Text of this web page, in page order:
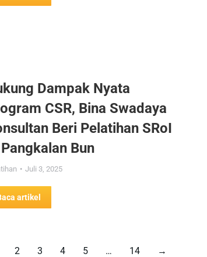
Dampak Nyata
CSR, Bina Swadaya
Beri Pelatihan SRoI
Bun
Juli 3, 2025
artikel
2 3 4 5 … 14 →